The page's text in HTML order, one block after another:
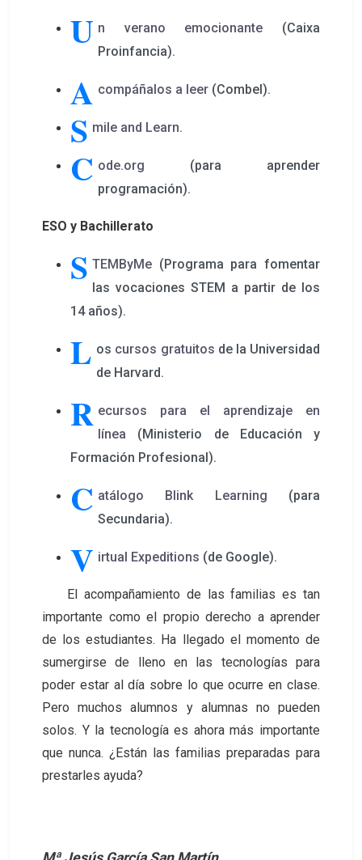
U n verano emocionante (Caixa
Proinfancia).
A compáñalos a leer (Combel).
S mile and Learn.
C ode.org (para aprender
programación).
ESO y Bachillerato
S TEMByMe (Programa para fomentar
las vocaciones STEM a partir de los
14 años).
L os cursos gratuitos de la Universidad
de Harvard.
R ecursos para el aprendizaje en
línea (Ministerio de Educación y
Formación Profesional).
C atálogo Blink Learning (para
Secundaria).
V irtual Expeditions (de Google).
El acompañamiento de las familias es tan
importante como el propio derecho a aprender
de los estudiantes. Ha llegado el momento de
sumergirse de lleno en las tecnologías para
poder estar al día sobre lo que ocurre en clase.
Pero muchos alumnos y alumnas no pueden
solos. Y la tecnología es ahora más importante
que nunca. ¿Están las familias preparadas para
prestarles ayuda?